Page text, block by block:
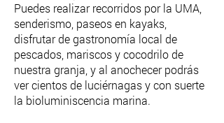
Puedes realizar recorridos por la UMA,
senderismo, paseos en kayaks,
disfrutar de gastronomía local de
pescados, mariscos y cocodrilo de
nuestra granja, y al anochecer podrás
ver cientos de luciérnagas y con suerte
la bioluminiscencia marina.